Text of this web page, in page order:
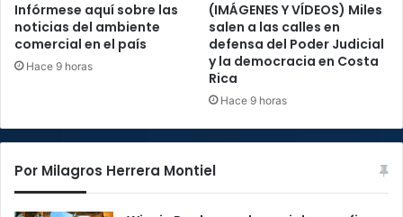
Infórmese aquí sobre las
noticias del ambiente
comercial en el país
Hace 9 horas
(IMÁGENES Y VÍDEOS) Miles
salen a las calles en
defensa del Poder Judicial
y la democracia en Costa
Rica
Hace 9 horas
Por Milagros Herrera Montiel